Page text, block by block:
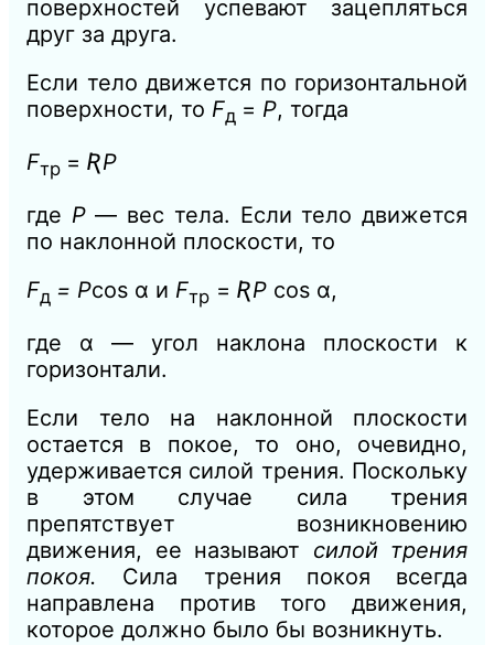
поверхностей успевают зацепляться
друг за друга.
Если тело движется по горизонтальной
поверхности, то Fд = Р, тогда
Fтр = ƦР
где Р— вес тела. Если тело движется
по наклонной плоскости, то
Fд = Pcos α и Fтр = ƦP cos α,
где α — угол наклона плоскости к
горизонтали.
Если тело на наклонной плоскости
остается в покое, то оно, очевидно,
удерживается силой трения. Поскольку
в этом случае сила трения
препятствует возникновению
движения, ее называют силой трения
покоя. Сила трения покоя всегда
направлена против того движения,
которое должно было бы возникнуть.